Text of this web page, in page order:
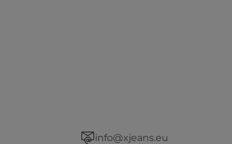
info@xjeans.eu